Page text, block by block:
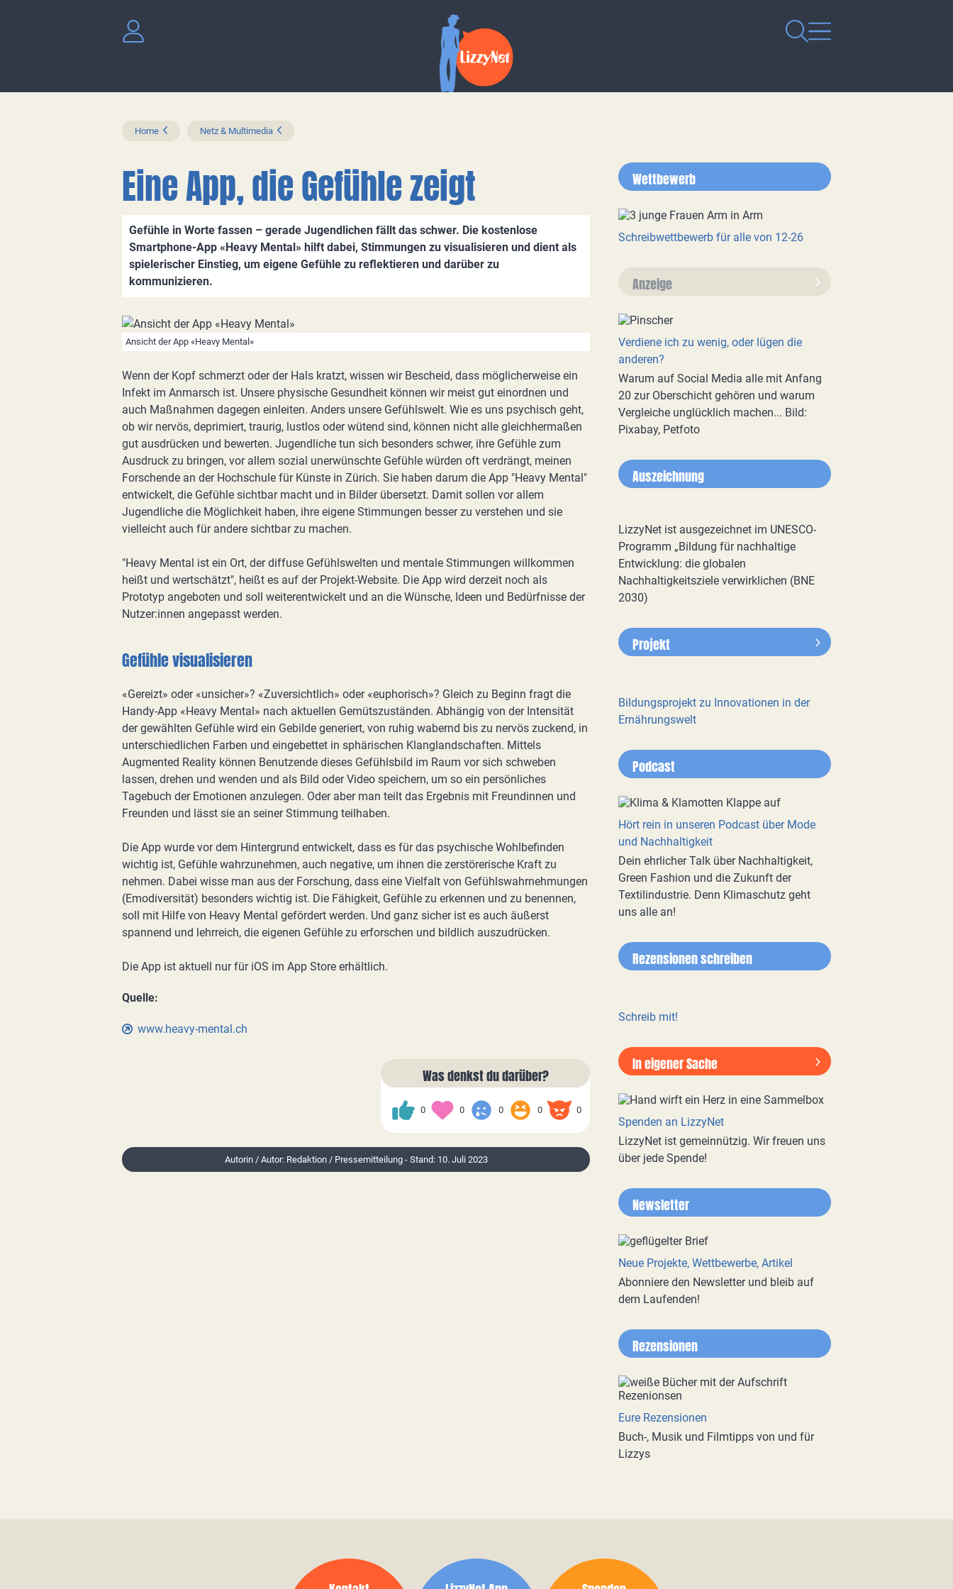
Home Netz & Multimedia
Eine App, die Gefühle zeigt
Gefühle in Worte fassen – gerade Jugendlichen fällt das schwer. Die kostenlose
Smartphone-App «Heavy Mental» hilft dabei, Stimmungen zu visualisieren und dient als
spielerischer Einstieg, um eigene Gefühle zu reflektieren und darüber zu
kommunizieren.
Ansicht der App «Heavy Mental»
Wenn der Kopf schmerzt oder der Hals kratzt, wissen wir Bescheid, dass möglicherweise ein
Infekt im Anmarsch ist. Unsere physische Gesundheit können wir meist gut einordnen und
auch Maßnahmen dagegen einleiten. Anders unsere Gefühlswelt. Wie es uns psychisch geht,
ob wir nervös, deprimiert, traurig, lustlos oder wütend sind, können nicht alle gleichhermaßen
gut ausdrücken und bewerten. Jugendliche tun sich besonders schwer, ihre Gefühle zum
Ausdruck zu bringen, vor allem sozial unerwünschte Gefühle würden oft verdrängt, meinen
Forschende an der Hochschule für Künste in Zürich. Sie haben darum die App "Heavy Mental"
entwickelt, die Gefühle sichtbar macht und in Bilder übersetzt. Damit sollen vor allem
Jugendliche die Möglichkeit haben, ihre eigene Stimmungen besser zu verstehen und sie
vielleicht auch für andere sichtbar zu machen.
"Heavy Mental ist ein Ort, der diffuse Gefühlswelten und mentale Stimmungen willkommen
heißt und wertschätzt", heißt es auf der Projekt-Website. Die App wird derzeit noch als
Prototyp angeboten und soll weiterentwickelt und an die Wünsche, Ideen und Bedürfnisse der
Nutzer:innen angepasst werden.
Gefühle visualisieren
«Gereizt» oder «unsicher»? «Zuversichtlich» oder «euphorisch»? Gleich zu Beginn fragt die
Handy-App «Heavy Mental» nach aktuellen Gemütszuständen. Abhängig von der Intensität
der gewählten Gefühle wird ein Gebilde generiert, von ruhig wabernd bis zu nervös zuckend, in
unterschiedlichen Farben und eingebettet in sphärischen Klanglandschaften. Mittels
Augmented Reality können Benutzende dieses Gefühlsbild im Raum vor sich schweben
lassen, drehen und wenden und als Bild oder Video speichern, um so ein persönliches
Tagebuch der Emotionen anzulegen. Oder aber man teilt das Ergebnis mit Freundinnen und
Freunden und lässt sie an seiner Stimmung teilhaben.
Die App wurde vor dem Hintergrund entwickelt, dass es für das psychische Wohlbefinden
wichtig ist, Gefühle wahrzunehmen, auch negative, um ihnen die zerstörerische Kraft zu
nehmen. Dabei wisse man aus der Forschung, dass eine Vielfalt von Gefühlswahrnehmungen
(Emodiversität) besonders wichtig ist. Die Fähigkeit, Gefühle zu erkennen und zu benennen,
soll mit Hilfe von Heavy Mental gefördert werden. Und ganz sicher ist es auch äußerst
spannend und lehrreich, die eigenen Gefühle zu erforschen und bildlich auszudrücken.
Die App ist aktuell nur für iOS im App Store erhältlich.
Quelle:
www.heavy-mental.ch
Was denkst du darüber?
0 0 0 0 0
Autorin / Autor: Redaktion / Pressemitteilung - Stand: 10. Juli 2023
Wettbewerb
Schreibwettbewerb für alle von 12-26
Anzeige
Verdiene ich zu wenig, oder lügen die
anderen?
Warum auf Social Media alle mit Anfang
20 zur Oberschicht gehören und warum
Vergleiche unglücklich machen... Bild:
Pixabay, Petfoto
Auszeichnung
LizzyNet ist ausgezeichnet im UNESCO-
Programm „Bildung für nachhaltige
Entwicklung: die globalen
Nachhaltigkeitsziele verwirklichen (BNE
2030)
Projekt
Bildungsprojekt zu Innovationen in der
Ernährungswelt
Podcast
Hört rein in unseren Podcast über Mode
und Nachhaltigkeit
Dein ehrlicher Talk über Nachhaltigkeit,
Green Fashion und die Zukunft der
Textilindustrie. Denn Klimaschutz geht
uns alle an!
Rezensionen schreiben
Schreib mit!
In eigener Sache
Spenden an LizzyNet
LizzyNet ist gemeinnützig. Wir freuen uns
über jede Spende!
Newsletter
Neue Projekte, Wettbewerbe, Artikel
Abonniere den Newsletter und bleib auf
dem Laufenden!
Rezensionen
Eure Rezensionen
Buch-, Musik und Filmtipps von und für
Lizzys